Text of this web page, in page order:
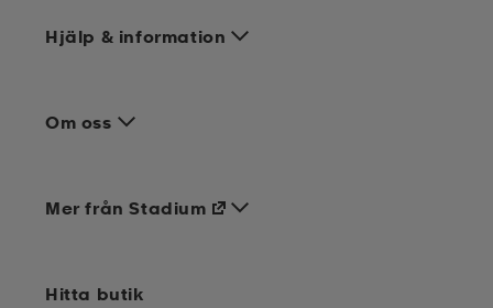
Hjälp & information
Om oss
Mer från Stadium
Hitta butik